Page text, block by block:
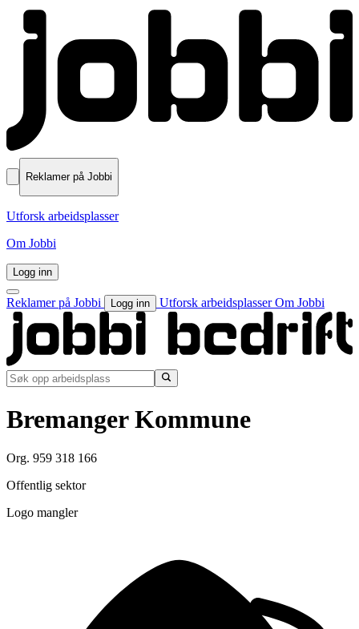
Reklamer på Jobbi
Utforsk arbeidsplasser
Om Jobbi
Logg inn
Reklamer på Jobbi Logg inn Utforsk arbeidsplasserOm Jobbi
Bremanger Kommune
Org. 959 318 166
Offentlig sektor
Logo mangler